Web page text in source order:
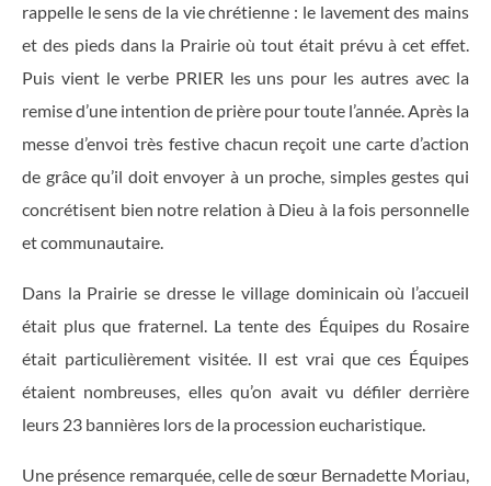
rappelle le sens de la vie chrétienne : le lavement des mains
et des pieds dans la Prairie où tout était prévu à cet effet.
Puis vient le verbe PRIER les uns pour les autres avec la
remise d’une intention de prière pour toute l’année. Après la
messe d’envoi très festive chacun reçoit une carte d’action
de grâce qu’il doit envoyer à un proche, simples gestes qui
concrétisent bien notre relation à Dieu à la fois personnelle
et communautaire.
Dans la Prairie se dresse le village dominicain où l’accueil
était plus que fraternel. La tente des Équipes du Rosaire
était particulièrement visitée. Il est vrai que ces Équipes
étaient nombreuses, elles qu’on avait vu déﬁler derrière
leurs 23 bannières lors de la procession eucharistique.
Une présence remarquée, celle de sœur Bernadette Moriau,